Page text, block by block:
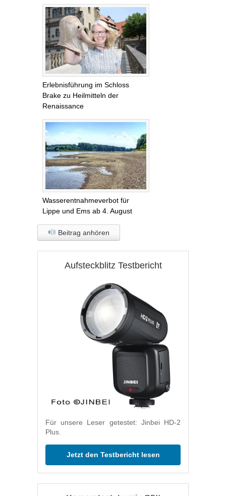
Erlebnisführung im Schloss
Brake zu Heilmitteln der
Renaissance
Wasserentnahmeverbot für
Lippe und Ems ab 4. August
Beitrag anhören
Aufsteckblitz Testbericht
Für unsere Leser getestet: Jinbei HD-2
Plus.
Jetzt den Testbericht lesen